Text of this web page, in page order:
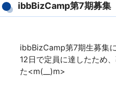
ibbBizCamp第7期募
ibbBizCamp第7期生募集
12日で定員に達したため
た<m(__)m>